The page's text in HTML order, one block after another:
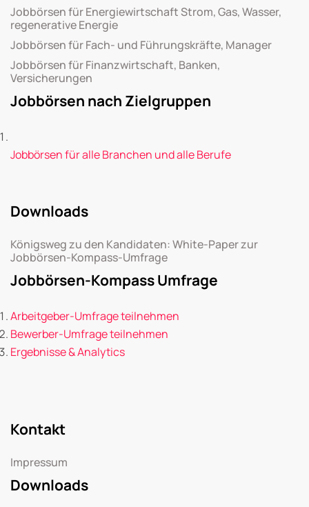
Jobbörsen für Energiewirtschaft Strom, Gas, Wasser,
regenerative Energie
Jobbörsen für Fach- und Führungskräfte, Manager
Jobbörsen für Finanzwirtschaft, Banken,
Versicherungen
Jobbörsen nach Zielgruppen
Jobbörsen für alle Branchen und alle Berufe
Downloads
Königsweg zu den Kandidaten: White-Paper zur
Jobbörsen-Kompass-Umfrage
Jobbörsen-Kompass Umfrage
Arbeitgeber-Umfrage teilnehmen
Bewerber-Umfrage teilnehmen
Ergebnisse & Analytics
Kontakt
Impressum
Downloads